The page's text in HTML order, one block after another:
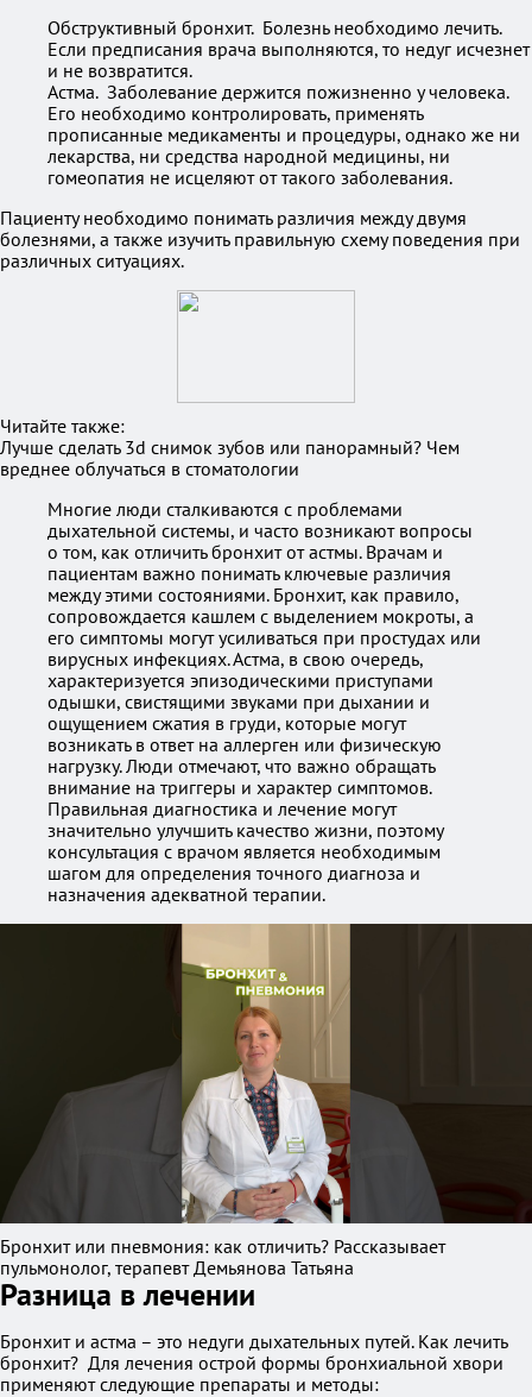
Обструктивный бронхит. Болезнь необходимо лечить.
Если предписания врача выполняются, то недуг исчезнет
и не возвратится.
Астма. Заболевание держится пожизненно у человека.
Его необходимо контролировать, применять
прописанные медикаменты и процедуры, однако же ни
лекарства, ни средства народной медицины, ни
гомеопатия не исцеляют от такого заболевания.
Пациенту необходимо понимать различия между двумя
болезнями, а также изучить правильную схему поведения при
различных ситуациях.
Читайте также:
Лучше сделать 3d снимок зубов или панорамный? Чем
вреднее облучаться в стоматологии
Многие люди сталкиваются с проблемами
дыхательной системы, и часто возникают вопросы
о том, как отличить бронхит от астмы. Врачам и
пациентам важно понимать ключевые различия
между этими состояниями. Бронхит, как правило,
сопровождается кашлем с выделением мокроты, а
его симптомы могут усиливаться при простудах или
вирусных инфекциях. Астма, в свою очередь,
характеризуется эпизодическими приступами
одышки, свистящими звуками при дыхании и
ощущением сжатия в груди, которые могут
возникать в ответ на аллерген или физическую
нагрузку. Люди отмечают, что важно обращать
внимание на триггеры и характер симптомов.
Правильная диагностика и лечение могут
значительно улучшить качество жизни, поэтому
консультация с врачом является необходимым
шагом для определения точного диагноза и
назначения адекватной терапии.
Бронхит или пневмония: как отличить? Рассказывает
пульмонолог, терапевт Демьянова Татьяна
Разница в лечении
Бронхит и астма – это недуги дыхательных путей. Как лечить
бронхит? Для лечения острой формы бронхиальной хвори
применяют следующие препараты и методы: